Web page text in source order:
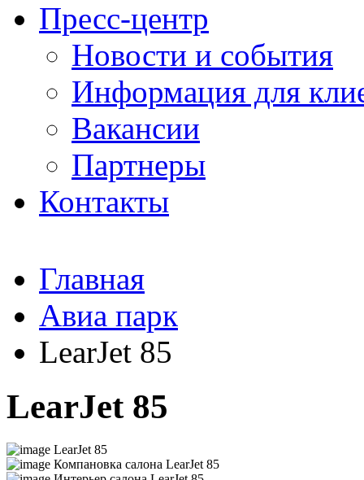
Пресс-центр
Новости и события
Информация для
Вакансии
Партнеры
Контакты
Главная
Авиа парк
LearJet 85
LearJet 85
LearJet 85
Компановка салона LearJet 85